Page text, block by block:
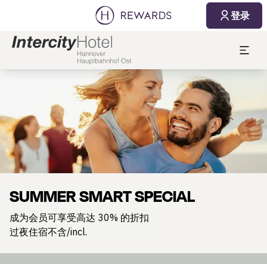
登录
SUMMER SMART SPECIAL
成为会员可享受高达 30% 的折扣
过夜住宿不含/incl.